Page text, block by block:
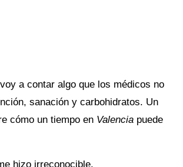
a contar algo que los médicos no
sanación y carbohidratos. Un
cómo un tiempo en Valencia puede
hizo irreconocible.